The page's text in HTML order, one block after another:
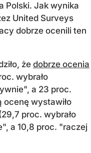
Polski. Jak wynika
United Surveys
dobrze ocenili ten
że dobrze ocenia
wybrało
a 23 proc.
wystawiło
proc. wybrało
a 10,8 proc. "raczej